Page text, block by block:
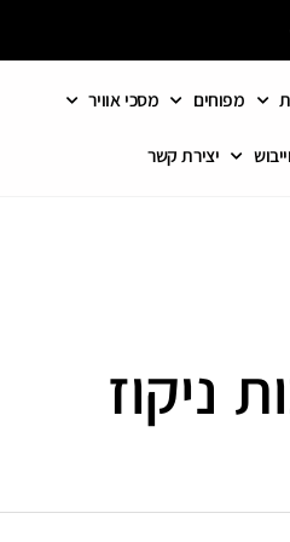
מפוחים מסכי אוויר
יצירת קשר
ניקוז